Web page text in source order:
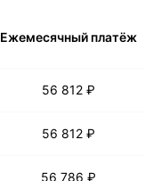
Ежемесячный платёж
56 812 ₽
56 812 ₽
56 786 ₽